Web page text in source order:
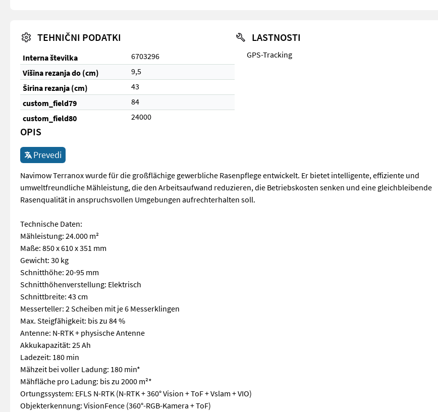
TEHNIČNI PODATKI
Interna številka
6703296
Višina rezanja do (cm)
9,5
Širina rezanja (cm)
43
custom_field79
84
custom_field80
24000
LASTNOSTI
GPS-Tracking
OPIS
Prevedi
Navimow Terranox wurde für die großflächige gewerbliche Rasenpflege entwickelt. Er bietet intelligente, effiziente und
umweltfreundliche Mähleistung, die den Arbeitsaufwand reduzieren, die Betriebskosten senken und eine gleichbleibende
Rasenqualität in anspruchsvollen Umgebungen aufrechterhalten soll.
Technische Daten:
Mähleistung: 24.000 m²
Maße: 850 x 610 x 351 mm
Gewicht: 30 kg
Schnitthöhe: 20-95 mm
Schnitthöhenverstellung: Elektrisch
Schnittbreite: 43 cm
Messerteller: 2 Scheiben mit je 6 Messerklingen
Max. Steigfähigkeit: bis zu 84 %
Antenne: N-RTK + physische Antenne
Akkukapazität: 25 Ah
Ladezeit: 180 min
Mähzeit bei voller Ladung: 180 min*
Mähfläche pro Ladung: bis zu 2000 m²*
Ortungssystem: EFLS N-RTK (N-RTK + 360° Vision + ToF + Vslam + VIO)
Objekterkennung: VisionFence (360°-RGB-Kamera + ToF)